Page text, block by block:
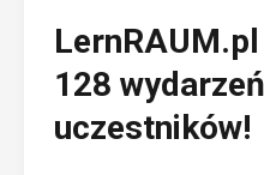
128
uczestników!